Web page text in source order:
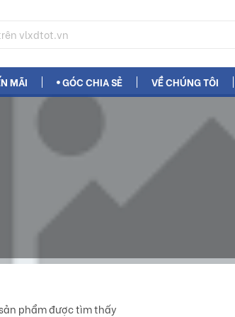
MÃI GÓC CHIA SẺ VỀ CHÚNG TÔI
phẩm được tìm thấy